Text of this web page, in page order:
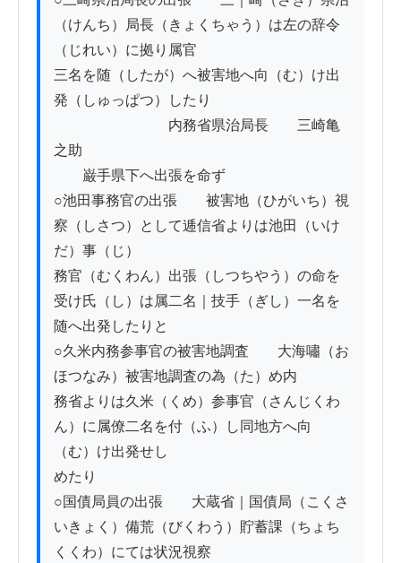
（けんち）局長（きょくちゃう）は左の辞令
（じれい）に拠り属官
三名を随（したが）へ被害地へ向（む）け出
発（しゅっぱつ）したり
内務省県治局長　　三崎亀
之助
巌手県下へ出張を命ず
○池田事務官の出張　　被害地（ひがいち）視
察（しさつ）として逓信省よりは池田（いけ
だ）事（じ）
務官（むくわん）出張（しつちやう）の命を
受け氏（し）は属二名｜技手（ぎし）一名を
随へ出発したりと
○久米内務参事官の被害地調査　　大海嘯（お
ほつなみ）被害地調査の為（た）め内
務省よりは久米（くめ）参事官（さんじくわ
ん）に属僚二名を付（ふ）し同地方へ向
（む）け出発せし
めたり
○国債局員の出張　　大蔵省｜国債局（こくさ
いきょく）備荒（びくわう）貯蓄課（ちょち
くくわ）にては状況視察